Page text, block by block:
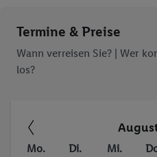
Termine & Preise
Wann verreisen Sie? | Wer
los?
Mo. Di. Mi.